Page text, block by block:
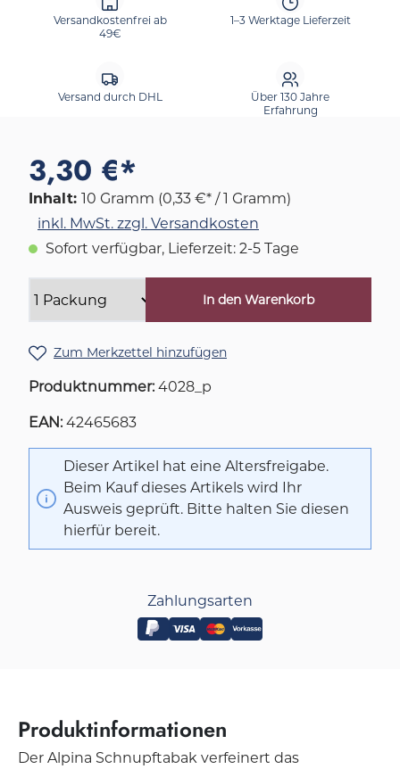
Versandkostenfrei ab
49€
1–3 Werktage Lieferzeit
Versand durch DHL
Über 130 Jahre
Erfahrung
3,30 €*
Inhalt: 10 Gramm (0,33 €* / 1 Gramm)
inkl. MwSt. zzgl. Versandkosten
Sofort verfügbar, Lieferzeit: 2-5 Tage
In den Warenkorb
Zum Merkzettel hinzufügen
Produktnummer: 4028_p
EAN: 42465683
Dieser Artikel hat eine Altersfreigabe.
Beim Kauf dieses Artikels wird Ihr
Ausweis geprüft. Bitte halten Sie diesen
hierfür bereit.
Zahlungsarten
Produktinformationen
Der Alpina Schnupftabak verfeinert das